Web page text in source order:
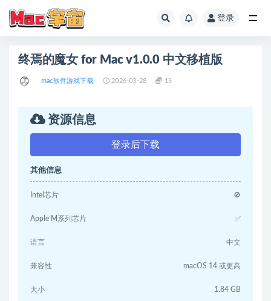
登录
终焉的魔女 for Mac v1.0.0 中文移植版
mac软件游戏下载 2026-03-28 15
资源信息
登录后下载
其他信息
Intel芯片 🚫
Apple M系列芯片 ✅
语言 中文
兼容性 macOS 14 或更高
大小 1.84 GB